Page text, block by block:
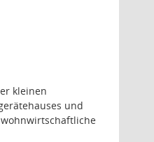
kleinen
und